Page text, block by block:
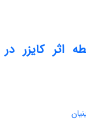
اثر کایزر در